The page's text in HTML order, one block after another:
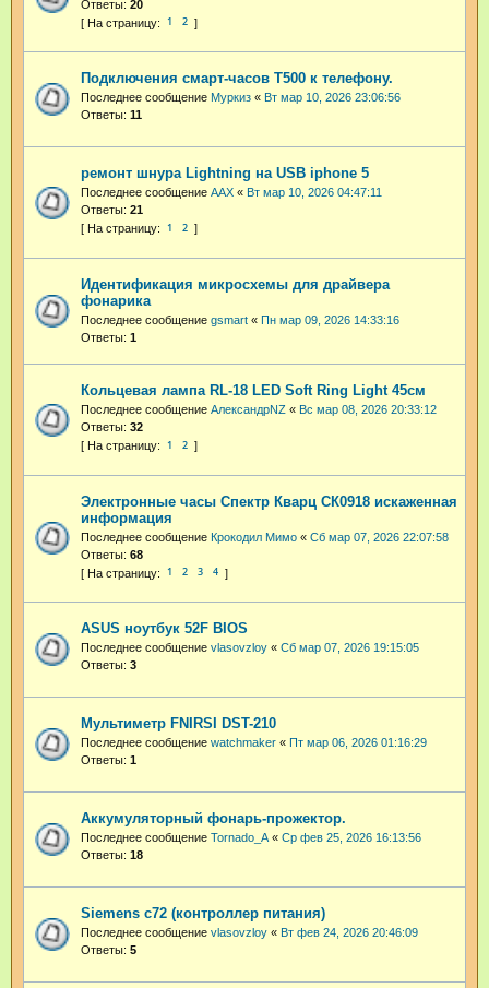
Ответы: 20
1 2
Подключения смарт-часов Т500 к телефону.
Последнее сообщение Муркиз « Вт мар 10, 2026 23:06:56
Ответы: 11
ремонт шнура Lightning на USB iphone 5
Последнее сообщение AAX « Вт мар 10, 2026 04:47:11
Ответы: 21
1 2
Идентификация микросхемы для драйвера
фонарика
Последнее сообщение gsmart « Пн мар 09, 2026 14:33:16
Ответы: 1
Кольцевая лампа RL-18 LED Soft Ring Light 45см
Последнее сообщение АлександрNZ « Вс мар 08, 2026 20:33:12
Ответы: 32
1 2
Электронные часы Спектр Кварц СК0918 искаженная
информация
Последнее сообщение Крокодил Мимо « Сб мар 07, 2026 22:07:58
Ответы: 68
1 2 3 4
ASUS ноутбук 52F BIOS
Последнее сообщение vlasovzloy « Сб мар 07, 2026 19:15:05
Ответы: 3
Мультиметр FNIRSI DST-210
Последнее сообщение watchmaker « Пт мар 06, 2026 01:16:29
Ответы: 1
Аккумуляторный фонарь-прожектор.
Последнее сообщение Tornado_A« Ср фев 25, 2026 16:13:56
Ответы: 18
Siemens c72 (контроллер питания)
Последнее сообщение vlasovzloy « Вт фев 24, 2026 20:46:09
Ответы: 5